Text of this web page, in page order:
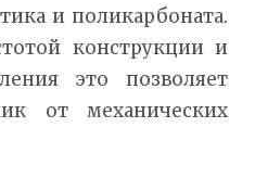
и поликарбоната.
конструкции и
это позволяет
от механических